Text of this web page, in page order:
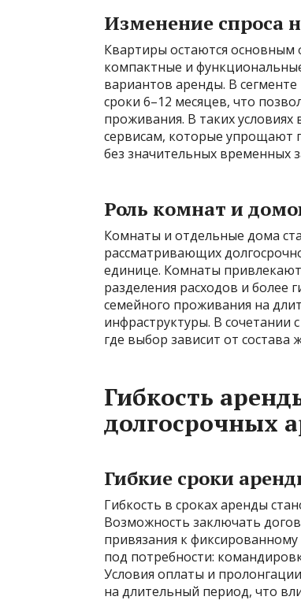
Изменение спроса
Квартиры остаются основным
компактные и
вариантов аренды. В
сроки 6–12 месяцев, что
проживания. В таких условиях
сервисам, которые упрощают
без значительных временных
Роль комнат и
Комнаты и отдельные дома
рассматривающих
единице. Комнаты
разделения расходов и более
семейного проживания на
инфраструктуры. В
где выбор зависит от
Гибкость
долгосрочных
Гибкие сроки
Гибкость в сроках аренды
Возможность заключать
привязания к
под потребности:
Условия оплаты и
на длительный период, что